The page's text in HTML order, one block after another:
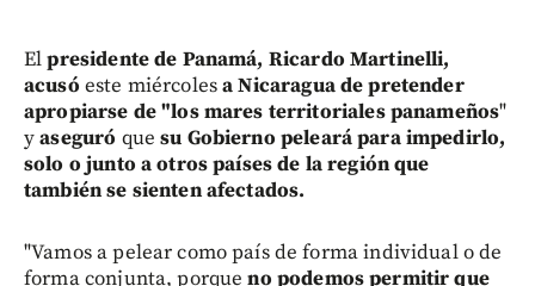
Elpresidente de Panamá, Ricardo Martinelli,
acusó este miércolesa Nicaragua de pretender
apropiarse de "los mares territoriales panameños"
yaseguró quesu Gobierno peleará para impedirlo,
solo o junto a otros países de la región que
también se sienten afectados.
"Vamos a pelear como país de forma individual o de
forma conjunta, porqueno podemos permitir que